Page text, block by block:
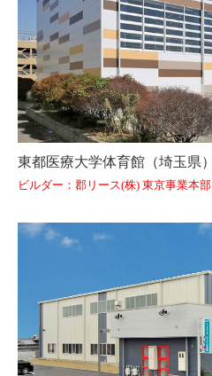
東都医療大学体育館（埼玉県）
ビルダー：郡リース(株) 東京事業本部